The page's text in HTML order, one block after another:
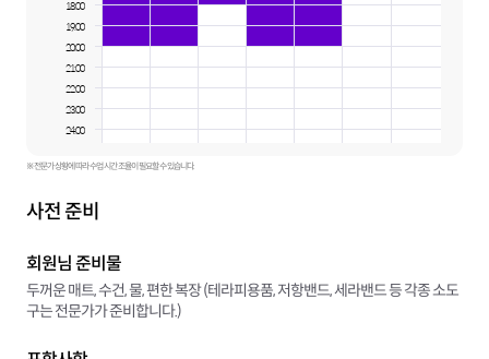
18:00
19:00
20:00
21:00
22:00
23:00
24:00
※ 전문가 상황에 따라 수업 시간 조율이 필요할 수 있습니다.
사전 준비
회원님 준비물
두꺼운 매트, 수건, 물, 편한 복장 (테라피용품, 저항밴드, 세라밴드 등 각종 소도
구는 전문가가 준비합니다.)